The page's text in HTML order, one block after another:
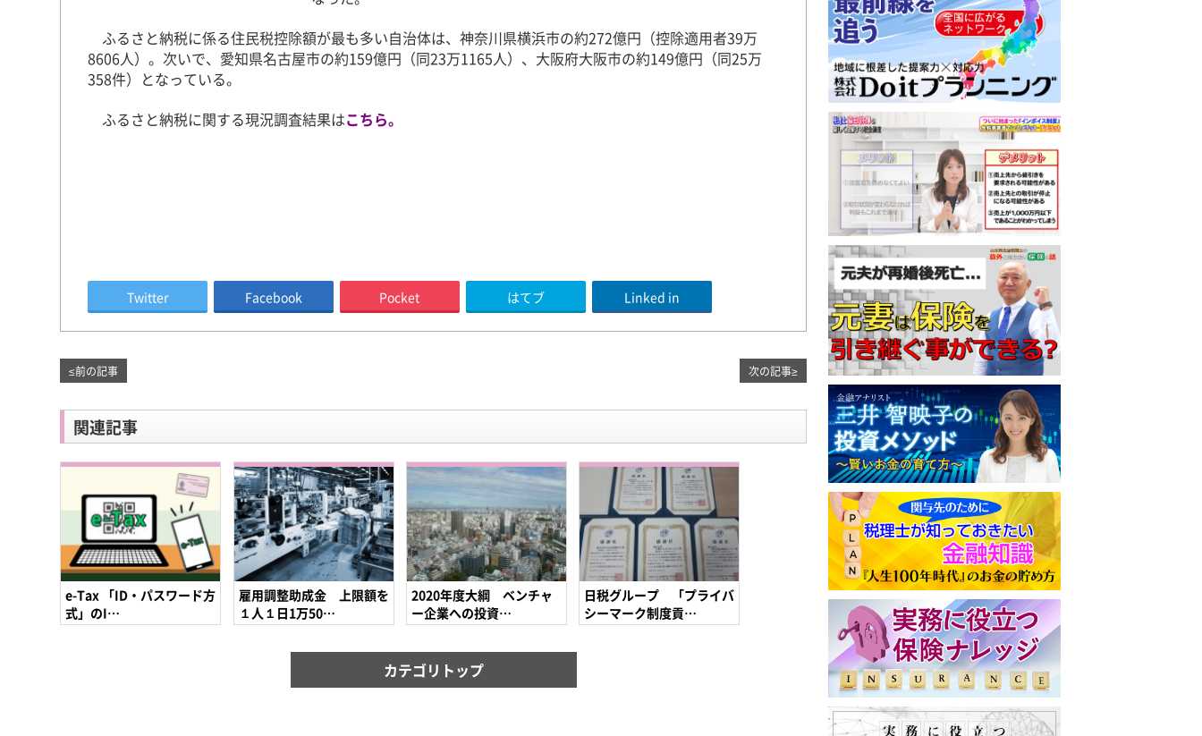
ふるさと納税に係る住民税控除額が最も多い自治体は、神奈川県横浜市の約272億円（控除適用者39万
8606人）。次いで、愛知県名古屋市の約159億円（同23万1165人）、大阪府大阪市の約149億円（同25万
358件）となっている。
ふるさと納税に関する現況調査結果はこちら。
Twitter Facebook Pocket はてブ Linked in
≤前の記事 次の記事≥
関連記事
e-Tax 「ID・パスワード方
式」のI…
雇用調整助成金 上限額を
１人１日1万50…
2020年度大綱 ベンチャ
ー企業への投資…
日税グループ 「プライバ
シーマーク制度貢…
カテゴリトップ